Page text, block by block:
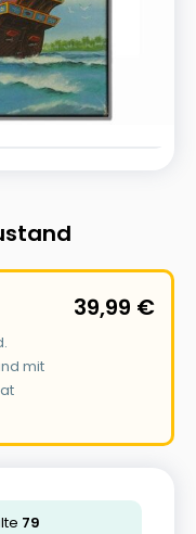
mit
39,99 €
79